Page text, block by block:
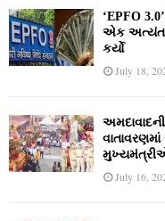
‘EPFO
એક અત્યંત
કર્યો
July 18,
July 16,